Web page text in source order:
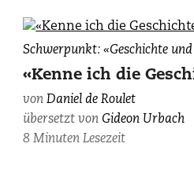
Daniel
Roulet,
photographiert
von
Héloïse
Schwerpunkt: «Geschichte und
«Kenne ich die
vonDaniel de Roulet
übersetzt vonGideon Urbach
8 Minuten Lesezeit